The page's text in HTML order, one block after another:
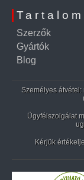
Tartalom
Szerzők
Gyártók
Blog
Személyes átvétel:
Ügyfélszolgálat
Kérjük